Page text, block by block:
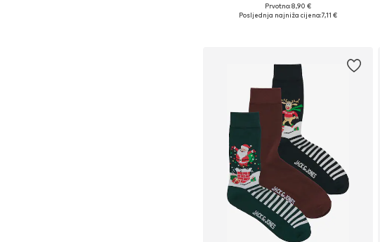
Dostupno u više veličina
Prvotno: 8,90 €
Posljednja najniža cijena:7,11 €